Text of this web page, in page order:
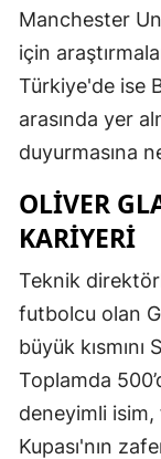
Manchester
için
Türkiye'de ise
arasında yer
duyurmasına
OLIVER
KARIYERI
Teknik
futbolcu olan
büyük
Toplamda
deneyimli
Kupası'nın